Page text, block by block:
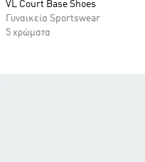
VL Court Base Shoes
Γυναικεία Sportswear
5 χρώματα